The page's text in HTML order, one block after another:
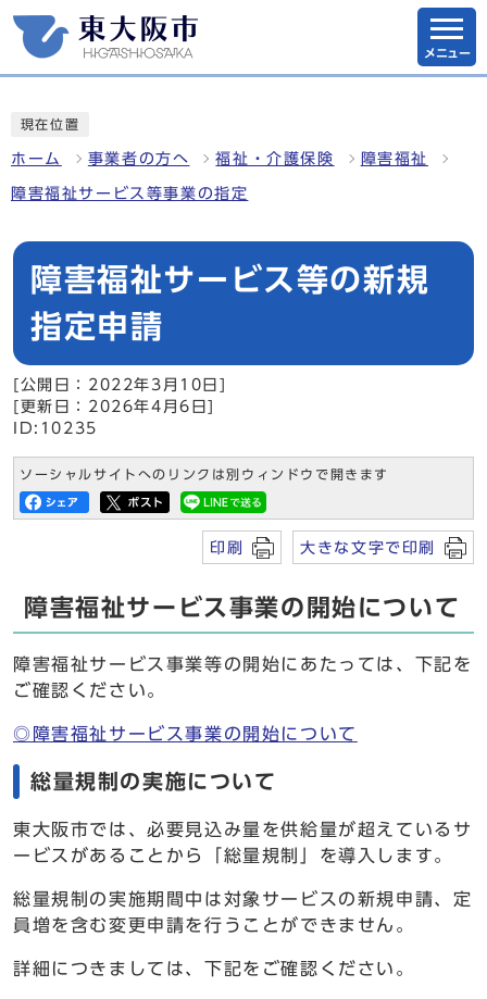
メニュー
現在位置
ホーム 事業者の方へ 福祉・介護保険 障害福祉
障害福祉サービス等事業の指定
障害福祉サービス等の新規
指定申請
[公開日：2022年3月10日]
[更新日：2026年4月6日]
ID:10235
ソーシャルサイトへのリンクは別ウィンドウで開きます
印刷 大きな文字で印刷
障害福祉サービス事業の開始について
障害福祉サービス事業等の開始にあたっては、下記を
ご確認ください。
◎障害福祉サービス事業の開始について
総量規制の実施について
東大阪市では、必要見込み量を供給量が超えているサ
ービスがあることから「総量規制」を導入します。
総量規制の実施期間中は対象サービスの新規申請、定
員増を含む変更申請を行うことができません。
詳細につきましては、下記をご確認ください。